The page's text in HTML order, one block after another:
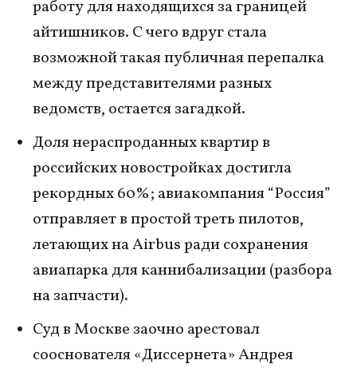
работу для находящихся за границей
айтишников. С чего вдруг стала
возможной такая публичная перепалка
между представителями разных
ведомств, остается загадкой.
Доля нераспроданных квартир в
российских новостройках достигла
рекордных 60%; авиакомпания “Россия”
отправляет в простой треть пилотов,
летающих на Airbus ради сохранения
авиапарка для каннибализации (разбора
на запчасти).
Суд в Москве заочно арестовал
сооснователя «Диссернета» Андрея